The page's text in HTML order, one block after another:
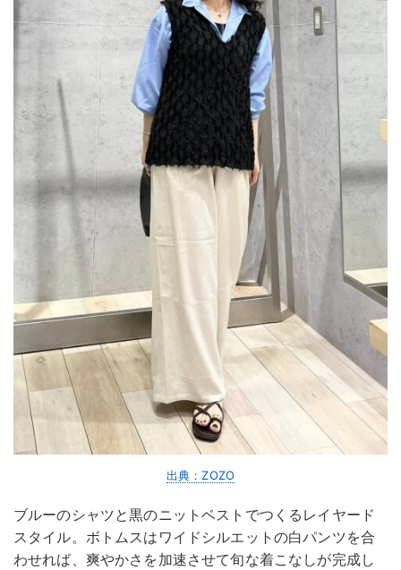
出典：ZOZO
ブルーのシャツと黒のニットベストでつくるレイヤード
スタイル。ボトムスはワイドシルエットの白パンツを合
わせれば、爽やかさを加速させて旬な着こなしが完成し